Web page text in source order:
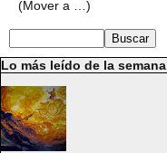
Lo más leído de la semana